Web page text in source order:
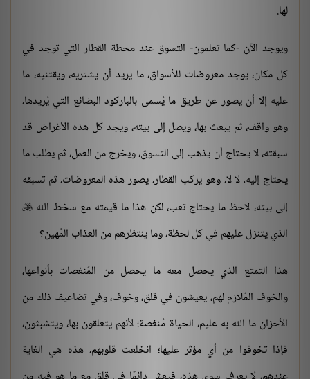
لها.
ويوجد الآن -كما تعلمون- التسوق عند محطة القطار التي توجد في
كل مكان، يوجد معروضات للأسواق، ما يريد أن يشتريه، ويقتنيه، ما
عليه إلا أن يصور عن طريق ما يُسمى بالباركود البضائع التي يُريدها،
وهو واقف، ثم يبعث بها، ويصل إلى بيته، ويجد كل هذه الأغراض قد
سبقته، لا يحتاج أن يذهب إلى التسوق، ويخرج من العمل، ثم يطلب ما
يحتاج إليه، لا لا، وهو يركب القطار، يصور هذه المعروضات، ثم تسبقه
إلى بيته، لاحظ ما يحتاج تعب، لكن هذا ما قيمته مع سخط الله 
الذي يتنزل عليهم في كل لحظة، وما ينتظرهم من العذاب المُهين؟
هذا التمتع الذي يحصل معه ما يحصل من المُنغصات بأنواعها،
والخوف المُلازم لهم، يعيشون في قلق، وخوف، وفي تضاعيف ذلك من
الأحزان ما الله به عليم، الحياة مُنغصة؛ لأنهم يتعلقون بها، ويتشبثون،
فإذا تخوفوا من أي مؤثر عليها؛ انخلعت قلوبهم، هذه هي الغاية